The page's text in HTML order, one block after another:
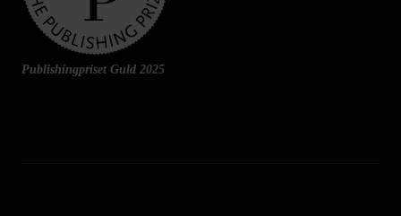
Publishingpriset Guld 2025